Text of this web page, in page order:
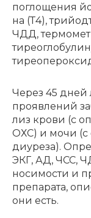
по­гло­ще­ния
на (Т4),
ЧДД,
Че­рез 45 дней
про­яв­ле­ний
лиз кро­ви (с
ОХС) и мо­чи (с
ди­уре­за).
ЭКГ, АД, ЧСС,
но­си­мо­сти и
пре­па­ра­та,
они есть.